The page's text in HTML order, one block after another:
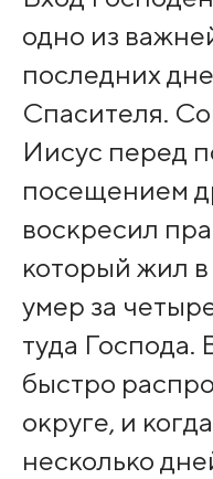
одно из
последних
Спасителя.
Иисус перед
посещением
воскресил
который жил
умер за
туда Господа.
быстро
округе, и
несколько